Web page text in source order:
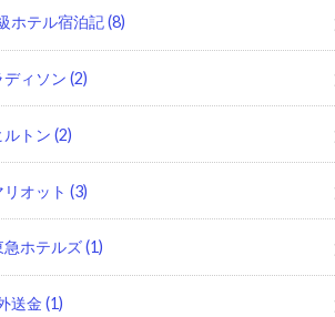
ホテル宿泊記(8)
ディソン (2)
ルトン (2)
リオット (3)
急ホテルズ(1)
送金(1)